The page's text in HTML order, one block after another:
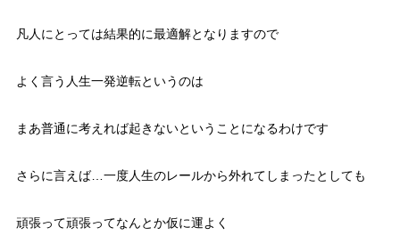
凡人にとっては結果的に最適解となりますので
よく言う人生一発逆転というのは
まあ普通に考えれば起きないということになるわけです
さらに言えば…一度人生のレールから外れてしまったとしても
頑張って頑張ってなんとか仮に運よく